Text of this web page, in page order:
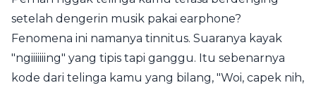
setelah dengerin musik pakai earphone?
Fenomena ini namanya tinnitus. Suaranya kayak
"ngiiiiiiing" yang tipis tapi ganggu. Itu sebenarnya
kode dari telinga kamu yang bilang, "Woi, capek nih,